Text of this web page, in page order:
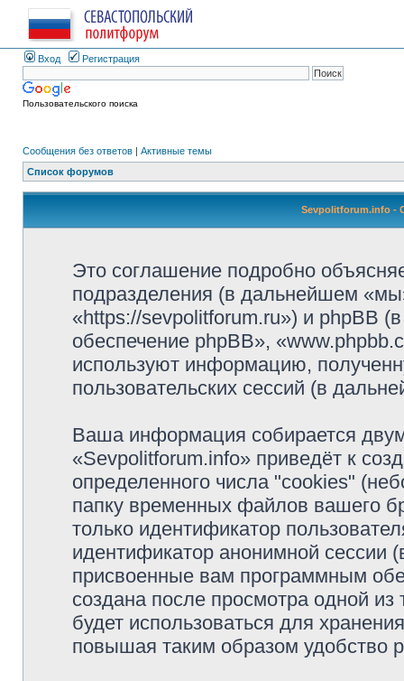
Вход Регистрация
Пользовательского поиска
Сообщения без ответов | Активные темы
Список форумов
Sevpolitforum.info -
Это соглашение подробно
подразделения (в дальнейшем
«https://sevpolitforum.ru») и phpBB
обеспечение phpBB»,
используют информацию,
пользовательских сессий (в
Ваша информация собирается
«Sevpolitforum.info» приведёт к
определенного числа "cookies"
папку временных файлов вашего
только идентификатор
идентификатор анонимной сессии
присвоенные вам программным
создана после просмотра одной
будет использоваться для
повышая таким образом удобство